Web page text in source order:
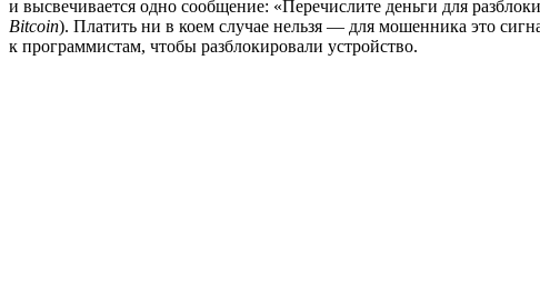
и высвечивается одно сообщение: «Перечислите деньги для
Bitcoin). Платить ни в коем случае нельзя — для мошенника это
к программистам, чтобы разблокировали устройство.